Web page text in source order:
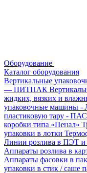
Оборудование
Каталог оборудования
Вертикальные
— ПИТПАК
жидких, вязких и
упаковочные машины
пластиковую тару -
коробки типа «Пенал»
упаковки в лотки
Линии розлива в ПЭТ
Аппараты розлива в
Аппараты фасовки в
упаковки в стик / саше